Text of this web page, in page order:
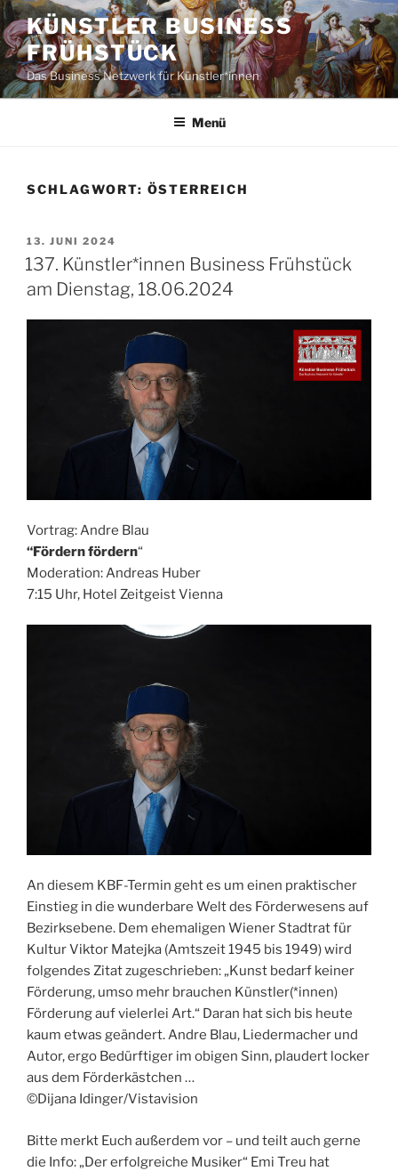
Zum
Inhalt
springen
KÜNSTLER BUSINESS
FRÜHSTÜCK
Das Business Netzwerk für Künstler*innen
Menü
SCHLAGWORT: ÖSTERREICH
VERÖFFENTLICHT
AM
13. JUNI 2024
137. Künstler*innen Business Frühstück
am Dienstag, 18.06.2024
Vortrag: Andre Blau
“Fördern fördern“
Moderation: Andreas Huber
7:15 Uhr, Hotel Zeitgeist Vienna
An diesem KBF-Termin geht es um einen praktischer
Einstieg in die wunderbare Welt des Förderwesens auf
Bezirksebene. Dem ehemaligen Wiener Stadtrat für
Kultur Viktor Matejka (Amtszeit 1945 bis 1949) wird
folgendes Zitat zugeschrieben: „Kunst bedarf keiner
Förderung, umso mehr brauchen Künstler(*innen)
Förderung auf vielerlei Art.“ Daran hat sich bis heute
kaum etwas geändert. Andre Blau, Liedermacher und
Autor, ergo Bedürftiger im obigen Sinn, plaudert locker
aus dem Förderkästchen …
©Dijana Idinger/Vistavision
Bitte merkt Euch außerdem vor – und teilt auch gerne
die Info: „Der erfolgreiche Musiker“ Emi Treu hat